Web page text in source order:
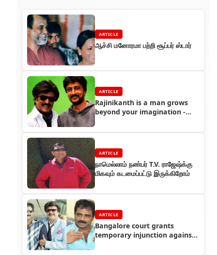
ARTICLE
ஆச்சி மனோரமா பற்றி சூப்பர் ஸ்டார்
ARTICLE
Rajinikanth is a man grows
beyond your imagination -
ARTICLE
நாமெல்லாம் நண்பர் T.V. ராஜேஷ்க்கு
மிகவும் கடமைப்பட்டு இருக்கிறோம்
ARTICLE
Bangalore court grants
temporary injunction against